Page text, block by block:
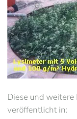
Diese und weitere
veröffentlicht in: